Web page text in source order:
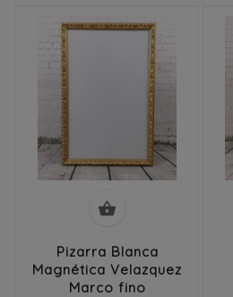

Pizarra Blanca
Magnética Velazquez
Marco fino